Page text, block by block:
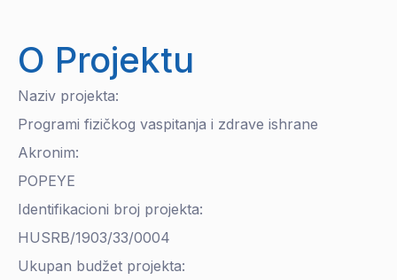
O Projektu
Naziv projekta:
Programi fizičkog vaspitanja i zdrave ishrane
Akronim:
POPEYE
Identifikacioni broj projekta:
HUSRB/1903/33/0004
Ukupan budžet projekta: